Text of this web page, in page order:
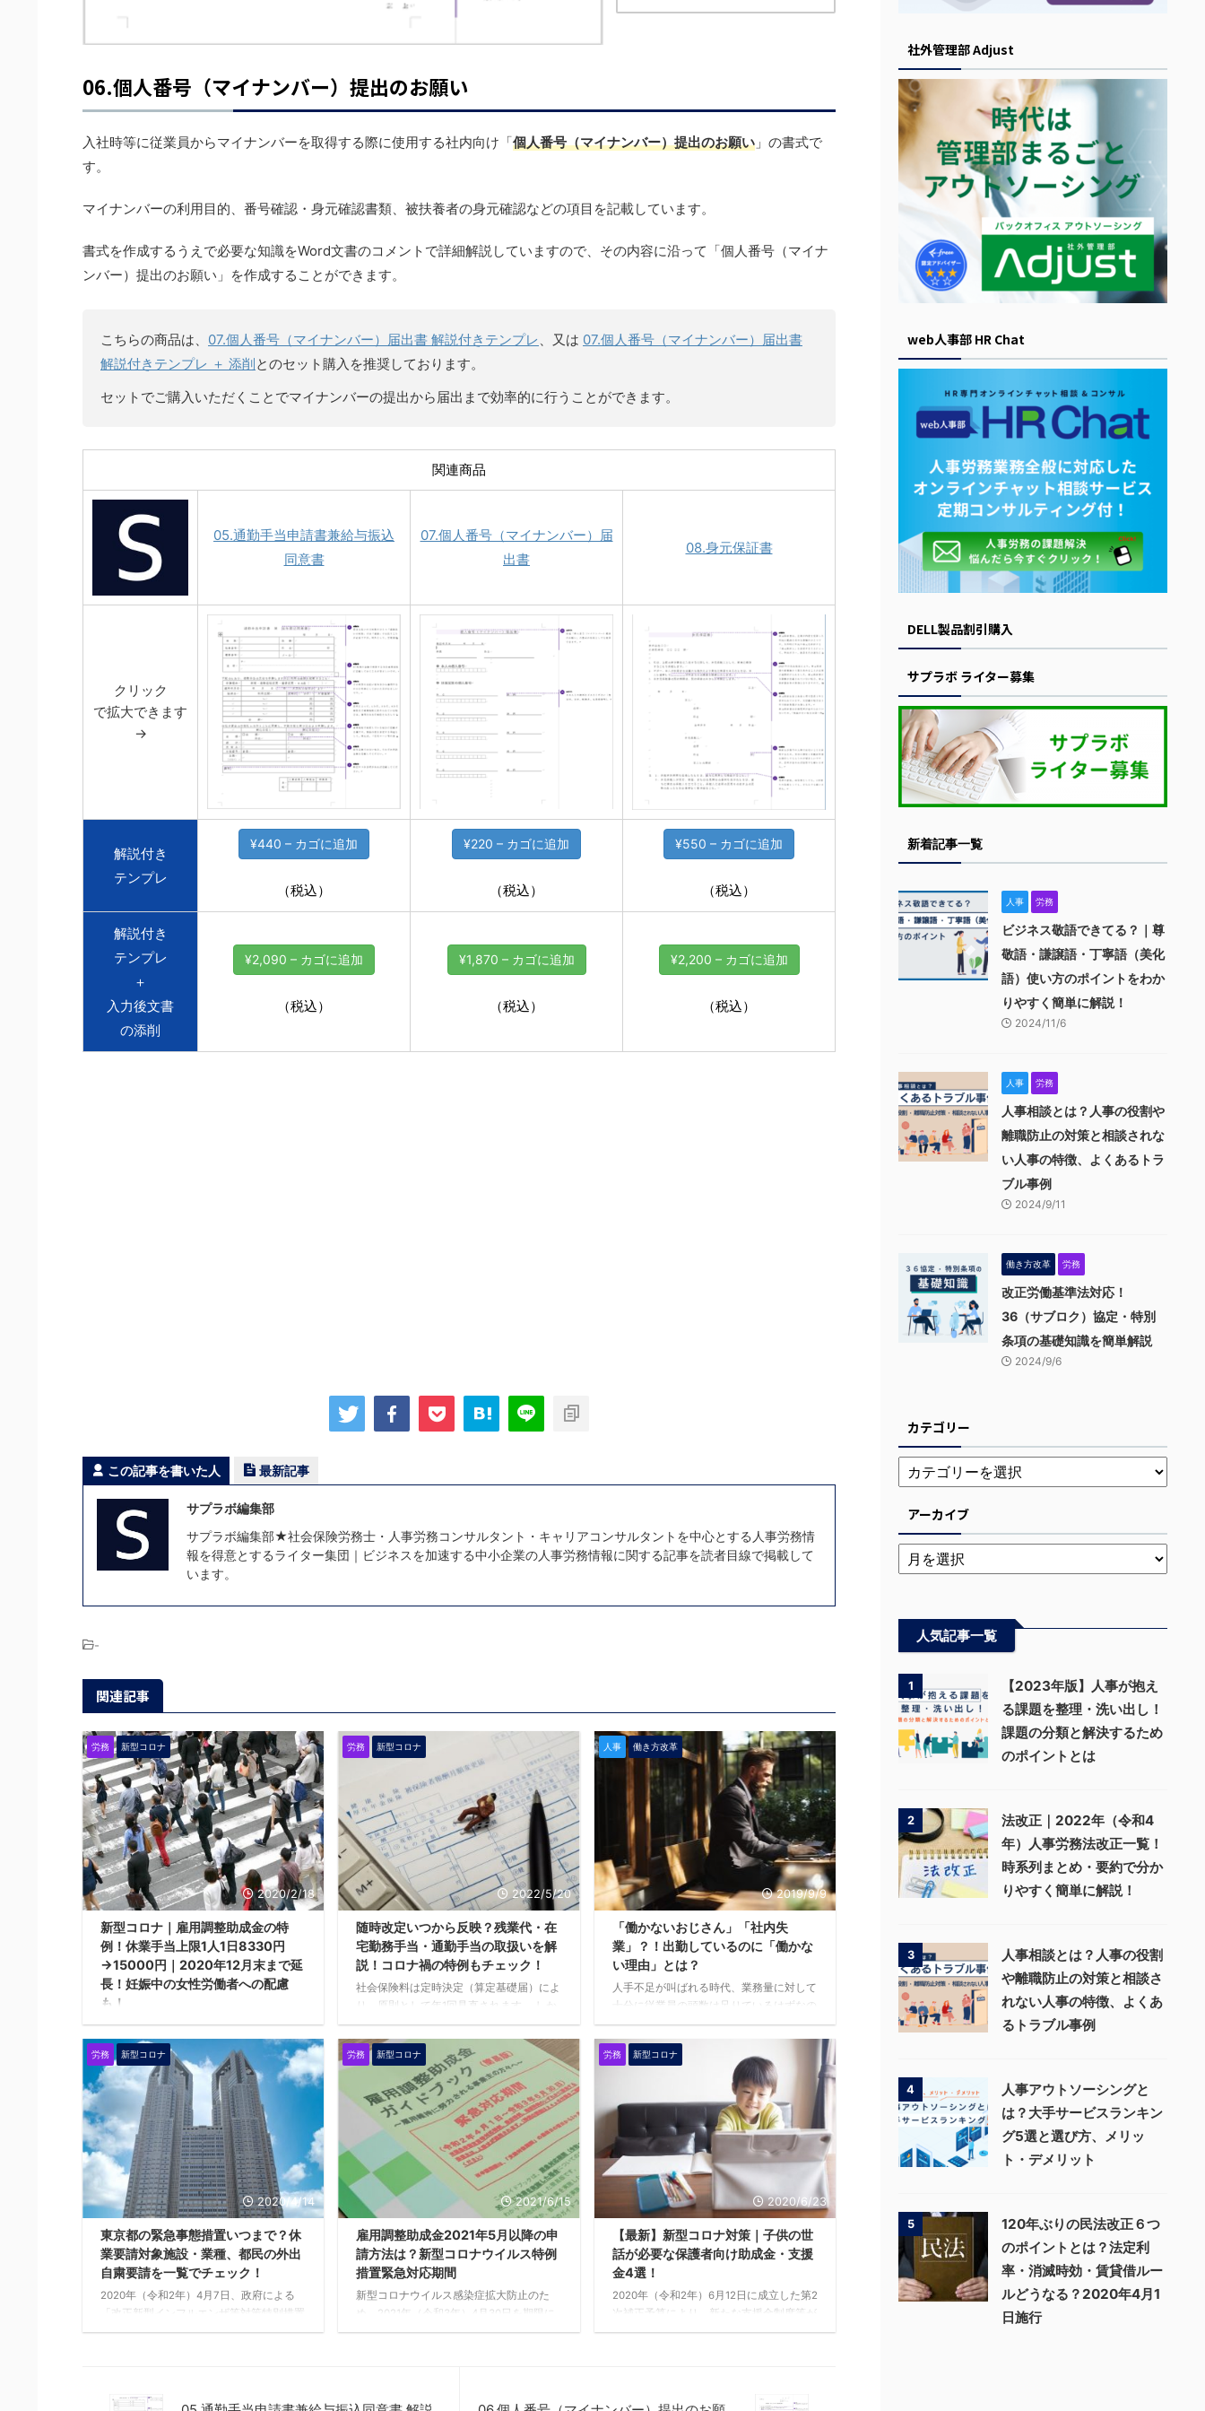
06.個人番号（マイナンバー）提出のお願い
入社時等に従業員からマイナンバーを取得する際に使用する社内向け「個人番号（マイナンバー）提出のお願い 」の書式で
す。
マイナンバーの利用目的、番号確認・身元確認書類、被扶養者の身元確認などの項目を記載しています。
書式を作成するうえで必要な知識をWord文書のコメントで詳細解説していますので、その内容に沿って「個人番号（マイナ
ンバー）提出のお願い」を作成することができます。
こちらの商品は、 07.個人番号（マイナンバー）届出書 解説付きテンプレ 、又は 07.個人番号（マイナンバー）届出書
解説付きテンプレ ＋ 添削とのセット購入を推奨しております。
セットでご購入いただくことでマイナンバーの提出から届出まで効率的に行うことができます。
関連商品
05.通勤手当申請書兼給与振込
同意書
07.個人番号（マイナンバー）届
出書
08.身元保証書
クリック
で拡大できます
→
解説付き
テンプレ
¥440 – カゴに追加
（税込）
¥220 – カゴに追加
（税込）
¥550 – カゴに追加
（税込）
解説付き
テンプレ
＋
入力後文書
の添削
¥2,090 – カゴに追加
（税込）
¥1,870 – カゴに追加
（税込）
¥2,200 – カゴに追加
（税込）
この記事を書いた人 最新記事
サプラボ編集部
サプラボ編集部★社会保険労務士・人事労務コンサルタント・キャリアコンサルタントを中心とする人事労務情
報を得意とするライター集団｜ビジネスを加速する中小企業の人事労務情報に関する記事を読者目線で掲載して
います。
-
関連記事
労務 新型コロナ
2020/2/18
新型コロナ｜雇用調整助成金の特
例！休業手当上限1人1日8330円
→15000円｜2020年12月末まで延
長！妊娠中の女性労働者への配慮
も！
2020年（令和2年）1月14日に厚生労働省
が発表した「新型コロナウイルス感染症の
影響による雇用調整助成金の特例」が実施
されます。本特例は、新型コロナウイルス
感染症の影響を受ける事業主が対象です。
「新型コロナウイルス感染症」により、宿
泊施設（旅館・ホテル）及び観光業（旅行
会社・観光バス会社）などはツアー等の予
約キャンセルが相次ぎ、東京マラソンの一
般参加中止、各種講演会・イベント等の中
止・自粛、企業においては、感染症の拡大
様々な取り組みが行われています。
※2020年 ...
労務 新型コロナ
2022/5/20
随時改定いつから反映？残業代・在
宅勤務手当・通勤手当の取扱いを解
説！コロナ禍の特例もチェック！
社会保険料は定時決定（算定基礎届）によ
り、原則として年1回見直されます。 しか
し、昇給等で月額報酬（賃金）に大きな増
減があると、随時に社会保険料を変更する
必要があり、これを「随時改定」と言いま
す。 随時改定をしないと保険料の控除・
納付に過誤が発生しますが、昇給等があっ
てから3ヵ月後に手続きを行うため、漏れ
が多い業務と言われています。 また、
「固定的賃金の変動」がポイントになりま
すが、理解不足によりミスが発生します。
年金事務所の調査で「月変漏れ」等の指摘
を受けることも多いのではないでしょう
か。 今回は、4 ...
人事 働き方改革
2019/9/9
「働かないおじさん」「社内失
業」？！出勤しているのに「働かな
い理由」とは？
人手不足が叫ばれる時代、業務量に対して
十分に従業員の頭数は足りているはずなの
に、全社的な人手不足感や、特定の部門に
おいて人手不足状態となっていたりしま
す。 同じ会社で働いているのに、忙しい
人と暇な人が混在している・・・。このよ
うな状況を社内でよく見かけませんか？
社会問題化している「働かないおじさ
ん」、出勤しているのに仕事がない「社内
失業」社員の存在など、働く人と働かない
人の業務量の違い、一方で業務量に比例し
ない賃金の格差が生まれています。 今回
は、このような「働かないおじさん」「社
内失業」の「働かない理 ...
労務 新型コロナ
2020/4/14
東京都の緊急事態措置いつまで？休
業要請対象施設・業種、都民の外出
自粛要請を一覧でチェック！
2020年（令和2年）4月7日、政府による
「改正新型インフルエンザ等対策特別措置
法」に基づき「緊急事態宣言」の発出を受
休業要請、東京都民に対する外出自粛要請
労務 新型コロナ
2021/6/15
雇用調整助成金2021年5月以降の申
請方法は？新型コロナウイルス特例
措置緊急対応期間
新型コロナウイルス感染症拡大防止のた
め、2021年（令和3年）4月30日を期限に
雇用調整助成金の特例措置が講じられてい
用調整助成金の特例措置」の申請方法等に
労務 新型コロナ
2020/6/23
【最新】新型コロナ対策｜子供の世
話が必要な保護者向け助成金・支援
金4選！
2020年（令和2年）6月12日に成立した第2
次補正予算により、新たな支援金制度等が
創設されました。 今回は、新型コロナウ
話」が必要になった労働者（会社員・個
社外管理部 Adjust
web人事部 HR Chat
DELL製品割引購入
サプラボ ライター募集
新着記事一覧
人事 労務
ビジネス敬語できてる？｜尊
敬語・謙譲語・丁寧語（美化
語）使い方のポイントをわか
りやすく簡単に解説！
2024/11/6
人事 労務
人事相談とは？人事の役割や
離職防止の対策と相談されな
い人事の特徴、よくあるトラ
ブル事例
2024/9/11
働き方改革 労務
改正労働基準法対応！
36（サブロク）協定・特別
条項の基礎知識を簡単解説
2024/9/6
カテゴリー
アーカイブ
人気記事一覧
1
【2023年版】人事が抱え
る課題を整理・洗い出し！
課題の分類と解決するため
のポイントとは
2
法改正｜2022年（令和4
年）人事労務法改正一覧！
時系列まとめ・要約で分か
りやすく簡単に解説！
3
人事相談とは？人事の役割
や離職防止の対策と相談さ
れない人事の特徴、よくあ
るトラブル事例
4
人事アウトソーシングと
は？大手サービスランキン
グ5選と選び方、メリッ
ト・デメリット
5
120年ぶりの民法改正６つ
のポイントとは？法定利
率・消滅時効・賃貸借ルー
ルどうなる？2020年4月1
日施行